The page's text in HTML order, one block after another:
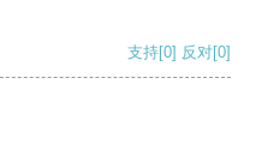
支持[0] 反对[0]